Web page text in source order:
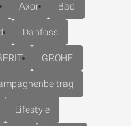
Axor Bad
Danfoss
GROHE
Lifestyle